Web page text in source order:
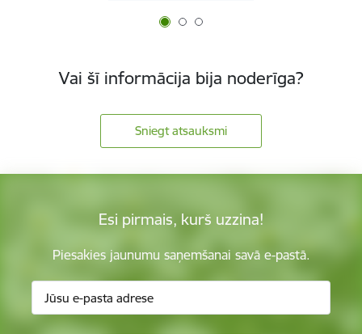
Vai šī informācija bija noderīga?
Sniegt atsauksmi
Esi pirmais, kurš uzzina!
Piesakies jaunumu saņemšanai savā e-pastā.